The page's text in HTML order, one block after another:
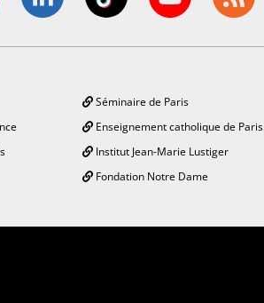
Séminaire de Paris
Enseignement catholique de Paris
Institut Jean-Marie Lustiger
Fondation Notre Dame